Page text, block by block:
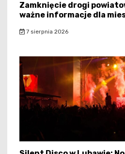
Zamknięcie drogi
ważne informacje dla
7 sierpnia 2026